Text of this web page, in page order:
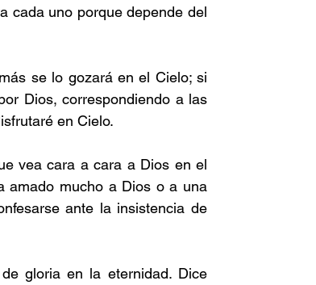
cada uno porque depende del
se lo gozará en el Cielo; si
Dios, correspondiendo a las
en Cielo.
vea cara a cara a Dios en el
amado mucho a Dios o a una
ante la insistencia de
gloria en la eternidad. Dice